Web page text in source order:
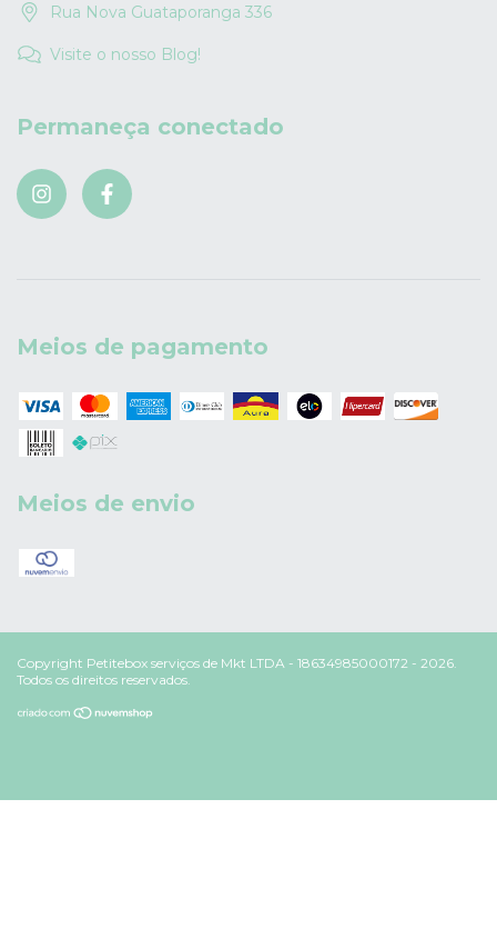
Rua Nova Guataporanga 336
Visite o nosso Blog!
Permaneça conectado
Meios de pagamento
Meios de envio
Copyright Petitebox serviços de Mkt LTDA - 18634985000172 - 2026.
Todos os direitos reservados.